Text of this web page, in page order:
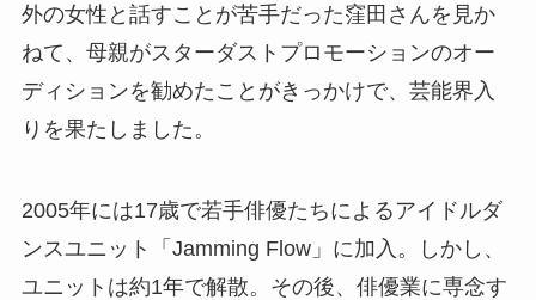
外の女性と話すことが苦手だった窪田さんを見か
ねて、母親がスターダストプロモーションのオー
ディションを勧めたことがきっかけで、芸能界入
りを果たしました。
2005年には17歳で若手俳優たちによるアイドルダ
ンスユニット「Jamming Flow」に加入。しかし、
ユニットは約1年で解散。その後、俳優業に専念す